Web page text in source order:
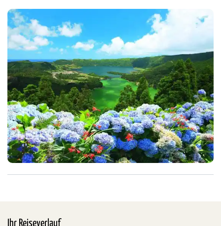
Ihr Reiseverlauf